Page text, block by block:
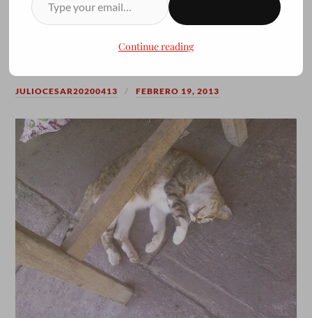
Gato de carniceria–Juan Jose
Rios Calle 8
JULIOCESAR20200413 FEBRERO 19, 2013
Continue reading